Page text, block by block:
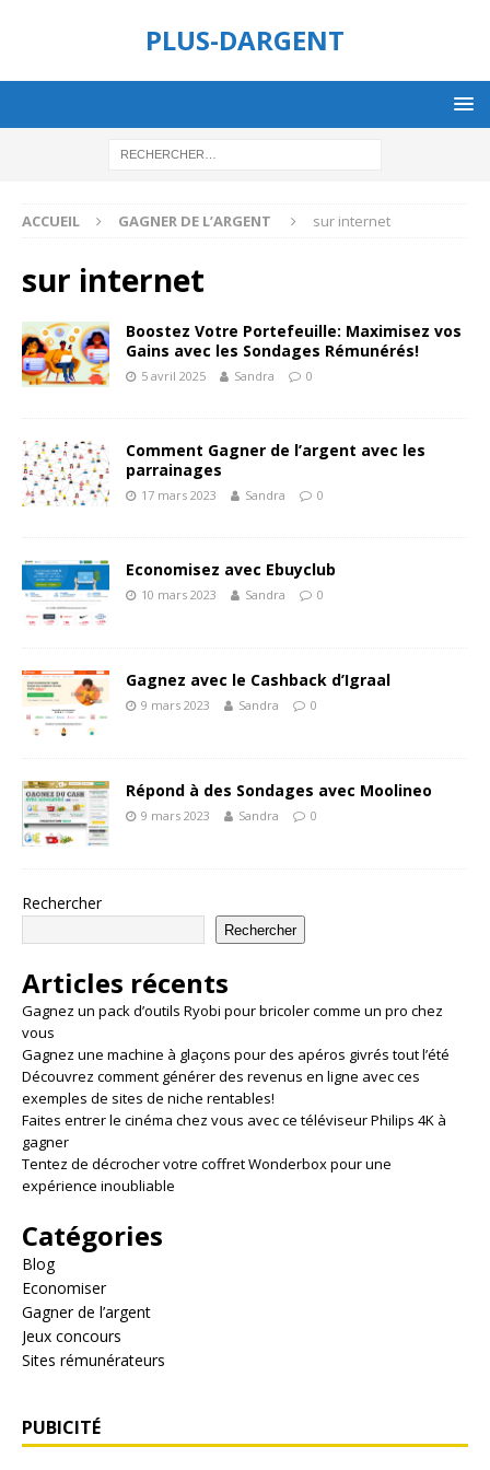
PLUS-DARGENT
ACCUEIL GAGNER DE L’ARGENT sur internet
sur internet
Boostez Votre Portefeuille: Maximisez vos
Gains avec les Sondages Rémunérés!
5 avril 2025 Sandra 0
Comment Gagner de l’argent avec les
parrainages
17 mars 2023 Sandra 0
Economisez avec Ebuyclub
10 mars 2023 Sandra 0
Gagnez avec le Cashback d’Igraal
9 mars 2023 Sandra 0
Répond à des Sondages avec Moolineo
9 mars 2023 Sandra 0
Rechercher
Rechercher
Articles récents
Gagnez un pack d’outils Ryobi pour bricoler comme un pro chez
vous
Gagnez une machine à glaçons pour des apéros givrés tout l’été
Découvrez comment générer des revenus en ligne avec ces
exemples de sites de niche rentables!
Faites entrer le cinéma chez vous avec ce téléviseur Philips 4K à
gagner
Tentez de décrocher votre coffret Wonderbox pour une
expérience inoubliable
Catégories
Blog
Economiser
Gagner de l’argent
Jeux concours
Sites rémunérateurs
PUBICITÉ